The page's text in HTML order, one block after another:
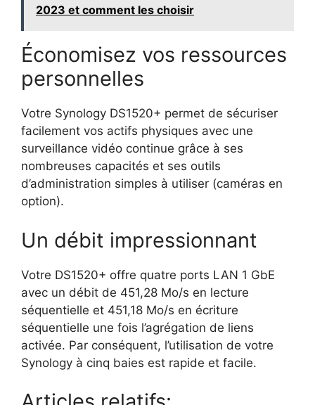
2023 et comment les choisir
Économisez vos ressources
personnelles
Votre Synology DS1520+ permet de sécuriser
facilement vos actifs physiques avec une
surveillance vidéo continue grâce à ses
nombreuses capacités et ses outils
d’administration simples à utiliser (caméras en
option).
Un débit impressionnant
Votre DS1520+ offre quatre ports LAN 1 GbE
avec un débit de 451,28 Mo/s en lecture
séquentielle et 451,18 Mo/s en écriture
séquentielle une fois l’agrégation de liens
activée. Par conséquent, l’utilisation de votre
Synology à cinq baies est rapide et facile.